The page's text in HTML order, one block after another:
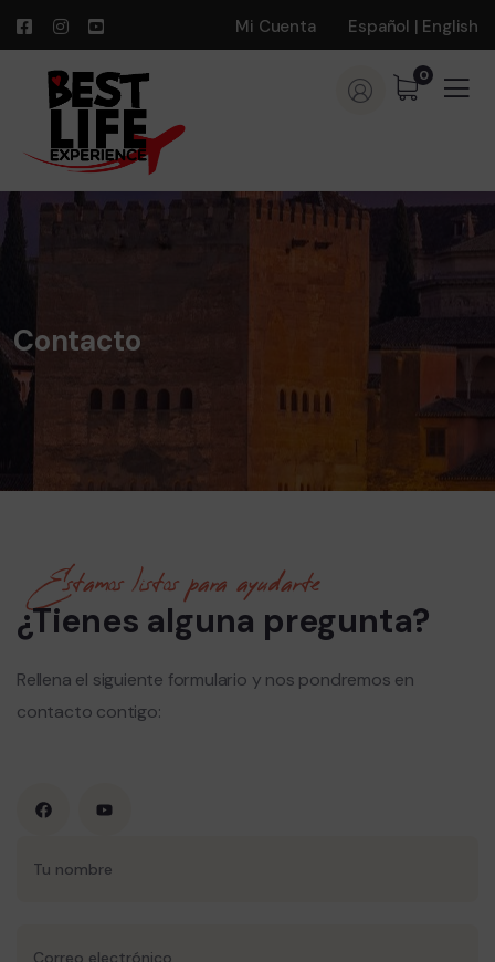
Mi Cuenta Español | English
0
Contacto
Estamos listos para ayudarte
¿Tienes alguna pregunta?
Rellena el siguiente formulario y nos pondremos en
contacto contigo: